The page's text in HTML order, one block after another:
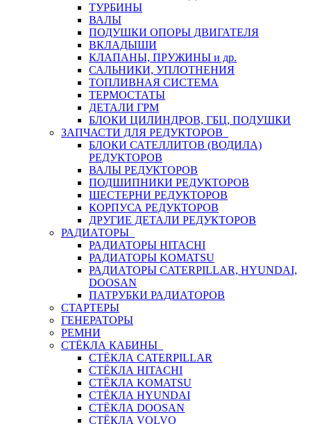
ТУРБИНЫ
ВАЛЫ
ПОДУШКИ ОПОРЫ ДВИГАТЕЛЯ
ВКЛАДЫШИ
КЛАПАНЫ, ПРУЖИНЫ и др.
САЛЬНИКИ, УПЛОТНЕНИЯ
ТОПЛИВНАЯ СИСТЕМА
ТЕРМОСТАТЫ
ДЕТАЛИ ГРМ
БЛОКИ ЦИЛИНДРОВ, ГБЦ, ПОДУШКИ
ЗАПЧАСТИ ДЛЯ РЕДУКТОРОВ
БЛОКИ САТЕЛЛИТОВ (ВОДИЛА)
РЕДУКТОРОВ
ВАЛЫ РЕДУКТОРОВ
ПОДШИПНИКИ РЕДУКТОРОВ
ШЕСТЕРНИ РЕДУКТОРОВ
КОРПУСА РЕДУКТОРОВ
ДРУГИЕ ДЕТАЛИ РЕДУКТОРОВ
РАДИАТОРЫ
РАДИАТОРЫ HITACHI
РАДИАТОРЫ KOMATSU
РАДИАТОРЫ CATERPILLAR, HYUNDAI,
DOOSAN
ПАТРУБКИ РАДИАТОРОВ
СТАРТЕРЫ
ГЕНЕРАТОРЫ
РЕМНИ
СТЁКЛА КАБИНЫ
СТЁКЛА CATERPILLAR
СТЁКЛА HITACHI
СТЁКЛА KOMATSU
СТЁКЛА HYUNDAI
СТЁКЛА DOOSAN
СТЁКЛА VOLVO